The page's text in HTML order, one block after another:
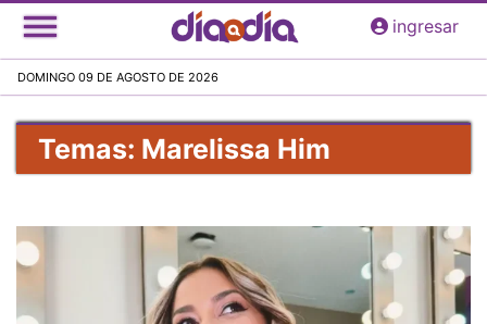
Pasar
al
principal
ingresar
DOMINGO 09 DE AGOSTO DE 2026
Temas: Marelissa Him